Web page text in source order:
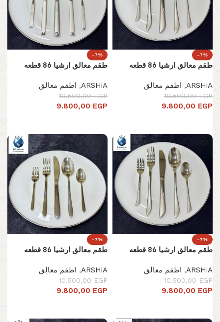
-7%
طقم معالق ارشيا 86 قطعه
ARSHiA
, اطقم معالق
10.500,00EGP
9.800,00 EGP
-7%
طقم معالق ارشيا 86 قطعه
ARSHiA
, اطقم معالق
10.500,00EGP
9.800,00 EGP
-7%
طقم معالق ارشيا 86 قطعه
ARSHiA
, اطقم معالق
10.500,00EGP
9.800,00 EGP
-7%
طقم معالق ارشيا 86 قطعه
ARSHiA
, اطقم معالق
10.500,00EGP
9.800,00 EGP